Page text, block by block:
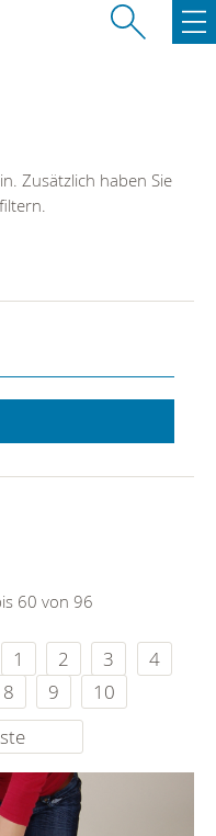
Zusätzlich haben Sie
60 von 96
1 2 3
4
8 9
10